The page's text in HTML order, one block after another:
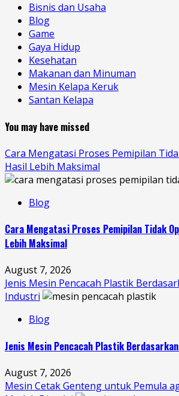
Bisnis dan Usaha
Blog
Game
Gaya Hidup
Kesehatan
Makanan dan Minuman
Mesin Kelapa Keruk
Santan Kelapa
You may have missed
Cara Mengatasi Proses Pemipilan
Hasil Lebih Maksimal
Blog
Cara Mengatasi Proses Pemipilan Tidak
Lebih Maksimal
August 7, 2026
Jenis Mesin Pencacah Plastik
Industri
Blog
Jenis Mesin Pencacah Plastik
August 7, 2026
Mesin Cetak Genteng untuk Pemula